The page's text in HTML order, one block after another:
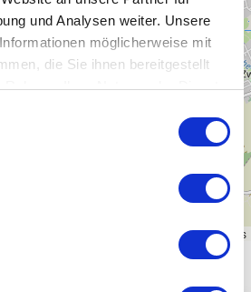
und Analysen weiter. Unsere
möglicherweise mit
die Sie ihnen bereitgestellt
Rahmen Ihrer Nutzung der Dienste
OpenStreetMapcontributors